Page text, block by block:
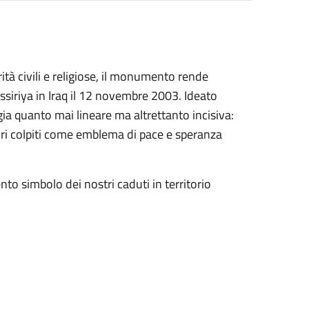
civili e religiose, il monumento rende
in Iraq il 12 novembre 2003. Ideato
quanto mai lineare ma altrettanto incisiva:
colpiti come emblema di pace e speranza
simbolo dei nostri caduti in territorio